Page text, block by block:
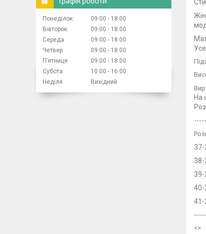
На
37-
38-
39-
40-
41-
<>
Понеділок 09:00
18:00
Вівторок
09:00
18:00
Середа
09:00
18:00
Четвер
09:00
18:00
Пʼятниця
09:00
18:00
Субота
10:00
16:00
Неділя
Вихідний